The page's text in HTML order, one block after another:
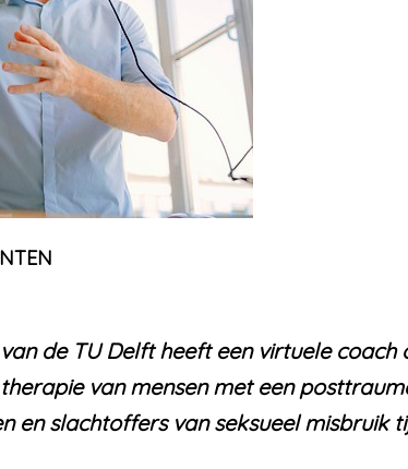
de TU Delft heeft een virtuele coach
van mensen met een
en slachtoffers van seksueel misbruik